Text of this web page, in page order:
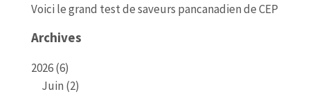
Voici le grand test de saveurs pancanadien de CEP
Archives
2026 (6)
Juin (2)